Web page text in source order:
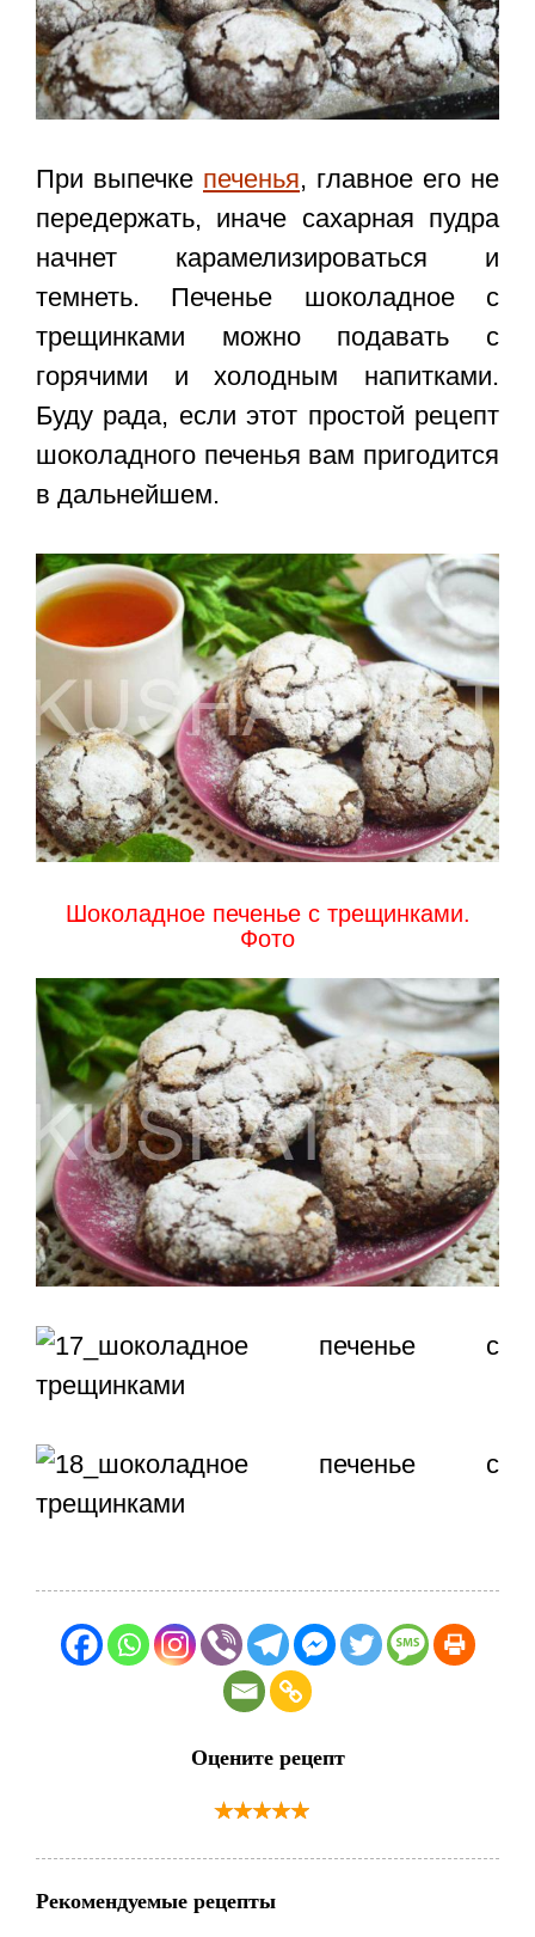
При выпечке печенья, главное его не
передержать, иначе сахарная пудра
начнет карамелизироваться и
темнеть. Печенье шоколадное с
трещинками можно подавать с
горячими и холодным напитками.
Буду рада, если этот простой рецепт
шоколадного печенья вам пригодится
в дальнейшем.
Шоколадное печенье с трещинками.
Фото
Оцените рецепт
Рекомендуемые рецепты